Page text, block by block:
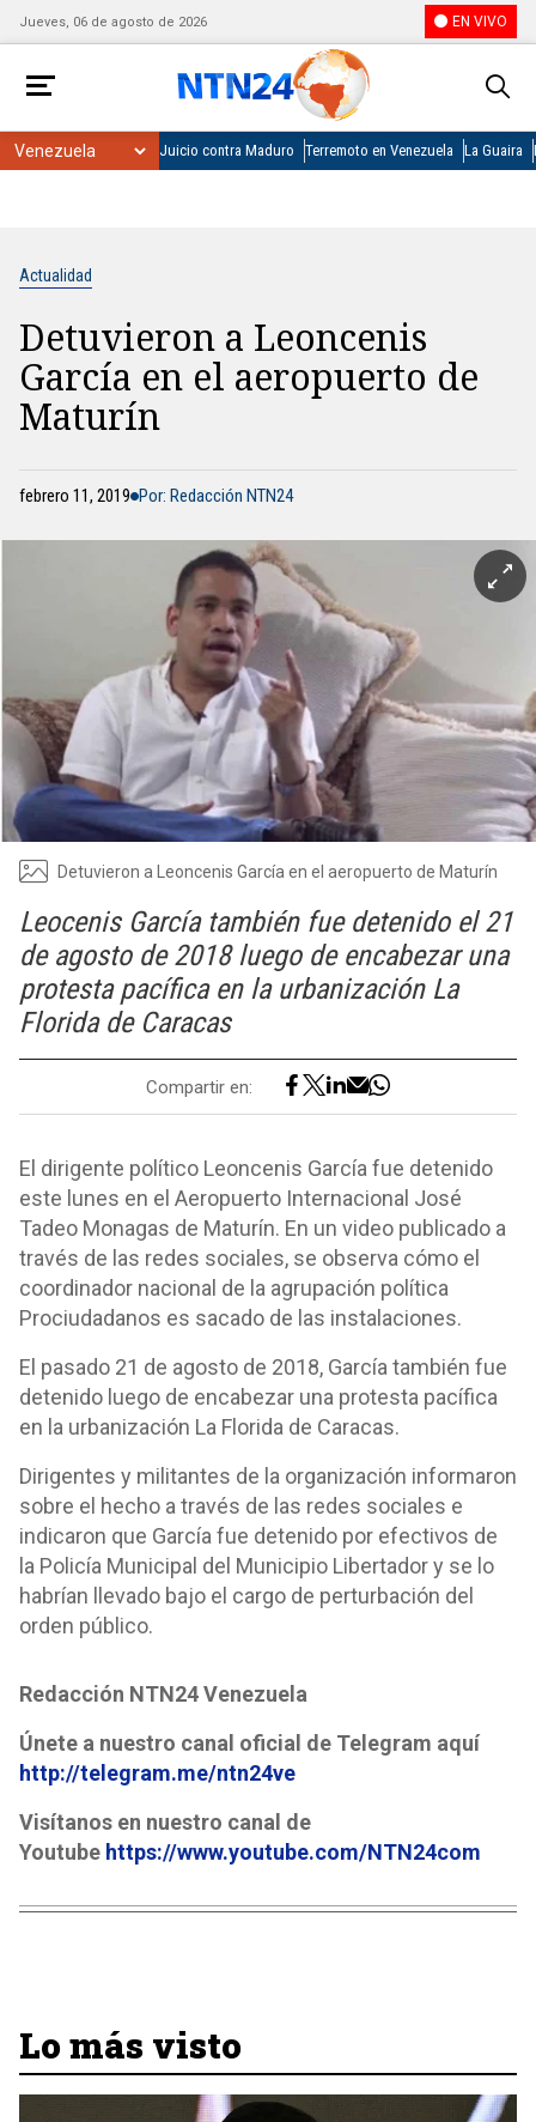
Jueves, 06 de agosto de 2026 EN VIVO
Juicio contra Maduro Terremoto en Venezuela La Guaira
Actualidad
Detuvieron a Leoncenis
García en el aeropuerto de
Maturín
febrero 11, 2019 Por: Redacción NTN24
Detuvieron a Leoncenis García en el aeropuerto de Maturín
Leocenis García también fue detenido el 21
de agosto de 2018 luego de encabezar una
protesta pacífica en la urbanización La
Florida de Caracas
Compartir en:
El dirigente político Leoncenis García fue detenido
este lunes en el Aeropuerto Internacional José
Tadeo Monagas de Maturín. En un video publicado a
través de las redes sociales, se observa cómo el
coordinador nacional de la agrupación política
Prociudadanos es sacado de las instalaciones.
El pasado 21 de agosto de 2018, García también fue
detenido luego de encabezar una protesta pacífica
en la urbanización La Florida de Caracas.
Dirigentes y militantes de la organización informaron
sobre el hecho a través de las redes sociales e
indicaron que García fue detenido por efectivos de
la Policía Municipal del Municipio Libertador y se lo
habrían llevado bajo el cargo de perturbación del
orden público.
Redacción NTN24 Venezuela
Únete a nuestro canal oficial de Telegram aquí
http://telegram.me/ntn24ve
Visítanos en nuestro canal de
Youtube https://www.youtube.com/NTN24com
Lo más visto